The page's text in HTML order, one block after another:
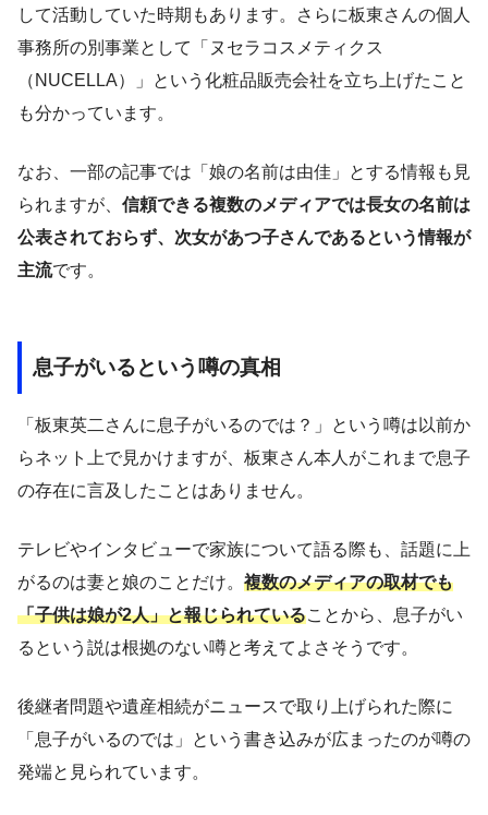
して活動していた時期もあります。さらに板東さんの個人
事務所の別事業として「ヌセラコスメティクス
（NUCELLA）」という化粧品販売会社を立ち上げたこと
も分かっています。
なお、一部の記事では「娘の名前は由佳」とする情報も見
られますが、 信頼できる複数のメディアでは長女の名前は
公表されておらず、次女があつ子さんであるという情報が
主流です。
息子がいるという噂の真相
「板東英二さんに息子がいるのでは？」という噂は以前か
らネット上で見かけますが、板東さん本人がこれまで息子
の存在に言及したことはありません。
テレビやインタビューで家族について語る際も、話題に上
がるのは妻と娘のことだけ。 複数のメディアの取材でも
「子供は娘が2人」と報じられていることから、息子がい
るという説は根拠のない噂と考えてよさそうです。
後継者問題や遺産相続がニュースで取り上げられた際に
「息子がいるのでは」という書き込みが広まったのが噂の
発端と見られています。